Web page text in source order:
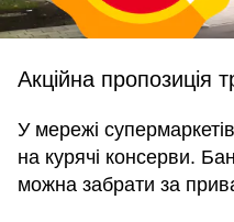
Акційна пропозиція
У мережі
на курячі консерви.
можна забрати за